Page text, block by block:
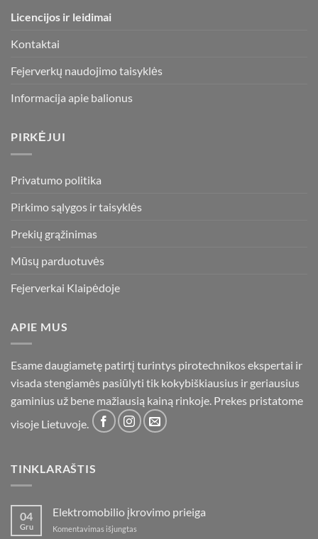
Licencijos ir leidimai
Kontaktai
Fejerverkų naudojimo taisyklės
Informacija apie balionus
PIRKĖJUI
Privatumo politika
Pirkimo sąlygos ir taisyklės
Prekių grąžinimas
Mūsų parduotuvės
Fejerverkai Klaipėdoje
APIE MUS
Esame daugiametę patirtį turintys pirotechnikos ekspertai ir
visada stengiamės pasiūlyti tik kokybiškiausius ir geriausius
gaminius už bene mažiausią kainą rinkoje. Prekes pristatome
visoje Lietuvoje.
TINKLARAŠTIS
04
Gru
Elektromobilio įkrovimo prieiga
Komentavimas išjungtas